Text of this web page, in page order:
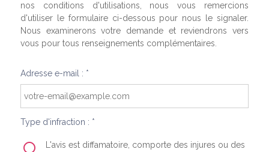
nos conditions d'utilisations, nous vous remercions
d'utiliser le formulaire ci-dessous pour nous le signaler.
Nous examinerons votre demande et reviendrons vers
vous pour tous renseignements complémentaires.
Adresse e-mail : *
Type d'infraction : *
L'avis est diffamatoire, comporte des injures ou des